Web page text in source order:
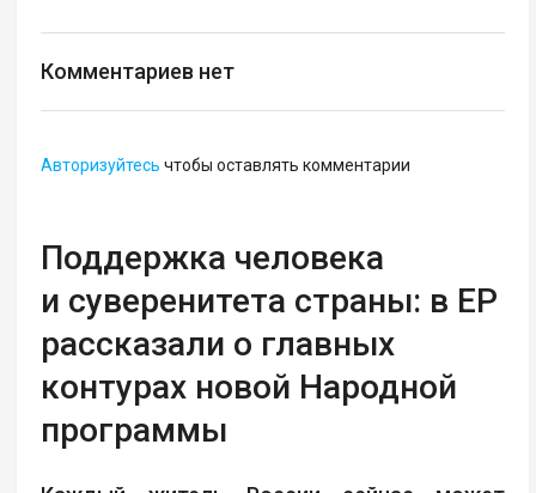
Комментариев нет
Авторизуйтесь чтобы оставлять комментарии
Поддержка человека
и суверенитета страны: в ЕР
рассказали о главных
контурах новой Народной
программы